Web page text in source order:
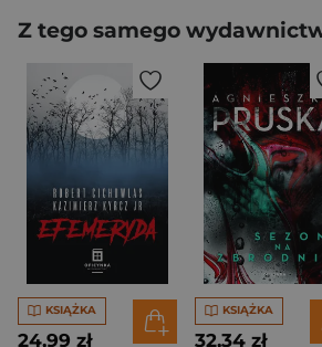
Z tego samego
KSIĄŻKA
24,99 zł
KSIĄŻKA
32,34 zł